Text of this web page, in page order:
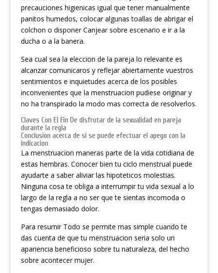
precauciones higienicas igual que tener manualmente
panitos humedos, colocar algunas toallas de abrigar el
colchon o disponer Canjear sobre escenario e ir a la
ducha o a la banera.
Sea cual sea la eleccion de la pareja lo relevante es
alcanzar comunicaros y reflejar abiertamente vuestros
sentimientos e inquietudes acerca de los posibles
inconvenientes que la menstruacion pudiese originar y
no ha transpirado la modo mas correcta de resolverlos.
Claves Con El Fin De disfrutar de la sexualidad en pareja
durante la regla
Conclusion acerca de si se puede efectuar el apego con la
indicacion
La menstruacion maneras parte de la vida cotidiana de
estas hembras. Conocer bien tu ciclo menstrual puede
ayudarte a saber aliviar las hipoteticos molestias.
Ninguna cosa te obliga a interrumpir tu vida sexual a lo
largo de la regla a no ser que te sientas incomoda o
tengas demasiado dolor.
Para resumir Todo se permite mas simple cuando te
das cuenta de que tu menstruacion seria solo un
apariencia beneficioso sobre tu naturaleza, del hecho
sobre acontecer mujer.